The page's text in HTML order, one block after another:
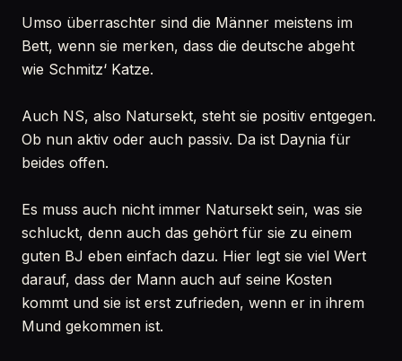
Umso überraschter sind die Männer meistens im
Bett, wenn sie merken, dass die deutsche abgeht
wie Schmitz‘ Katze.
Auch NS, also Natursekt, steht sie positiv entgegen.
Ob nun aktiv oder auch passiv. Da ist Daynia für
beides offen.
Es muss auch nicht immer Natursekt sein, was sie
schluckt, denn auch das gehört für sie zu einem
guten BJ eben einfach dazu. Hier legt sie viel Wert
darauf, dass der Mann auch auf seine Kosten
kommt und sie ist erst zufrieden, wenn er in ihrem
Mund gekommen ist.